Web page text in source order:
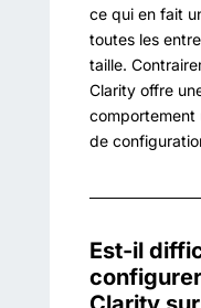
ce qui en fait
toutes les
taille.
Clarity offre
comportement
de
Est-il